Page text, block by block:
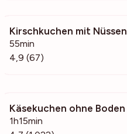
Kirschkuchen mit Nüssen
55min
4,9 (67)
Käsekuchen ohne Boden
1h15min